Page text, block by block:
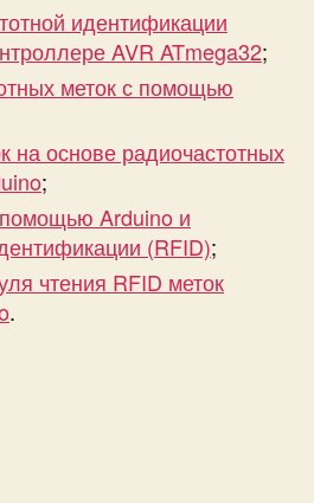
с
т
у
н
R
a
s
p
идентификации
AVR ATmega32;
меток с помощью
на основе радиочастотных
;
Arduino и
(RFID);
чтения RFID меток
.